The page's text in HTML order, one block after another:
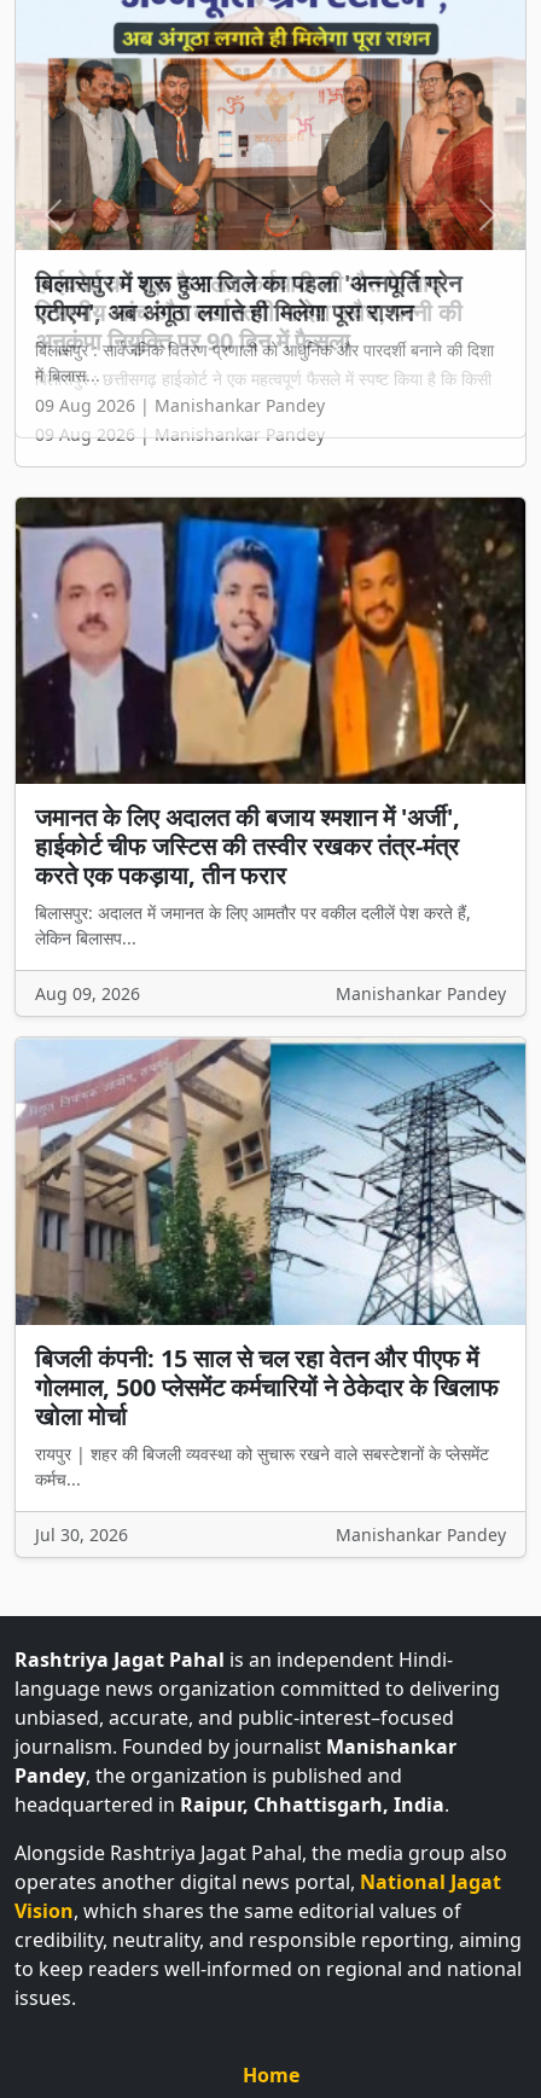
बिलासपुर में शुरू हुआ जिले का पहला 'अन्नपूर्ति ग्रेन
एटीएम', अब अंगूठा लगाते ही मिलेगा पूरा राशन
बिलासपुर : सार्वजनिक वितरण प्रणाली को आधुनिक और पारदर्शी बनाने की दिशा
में बिलास...
09 Aug 2026 | Manishankar Pandey
Previous Next
जमानत के लिए अदालत की बजाय श्मशान में 'अर्जी',
हाईकोर्ट चीफ जस्टिस की तस्वीर रखकर तंत्र-मंत्र
करते एक पकड़ाया, तीन फरार
बिलासपुर: अदालत में जमानत के लिए आमतौर पर वकील दलीलें पेश करते हैं,
लेकिन बिलासप...
Aug 09, 2026 Manishankar Pandey
बिजली कंपनी: 15 साल से चल रहा वेतन और पीएफ में
गोलमाल, 500 प्लेसमेंट कर्मचारियों ने ठेकेदार के खिलाफ
खोला मोर्चा
रायपुर | शहर की बिजली व्यवस्था को सुचारू रखने वाले सबस्टेशनों के प्लेसमेंट
कर्मच...
language news organization committed to delivering
unbiased, accurate, and public-interest–focused
journalism. Founded by journalistManishankar
Pandey, the organization is published and
headquartered inRaipur, Chhattisgarh, India
Alongside Rashtriya Jagat Pahal, the media group also
operates another digital news portal,National Jagat
Vision, which shares the same editorial values of
credibility, neutrality, and responsible reporting, aiming
to keep readers well-informed on regional and national
issues.